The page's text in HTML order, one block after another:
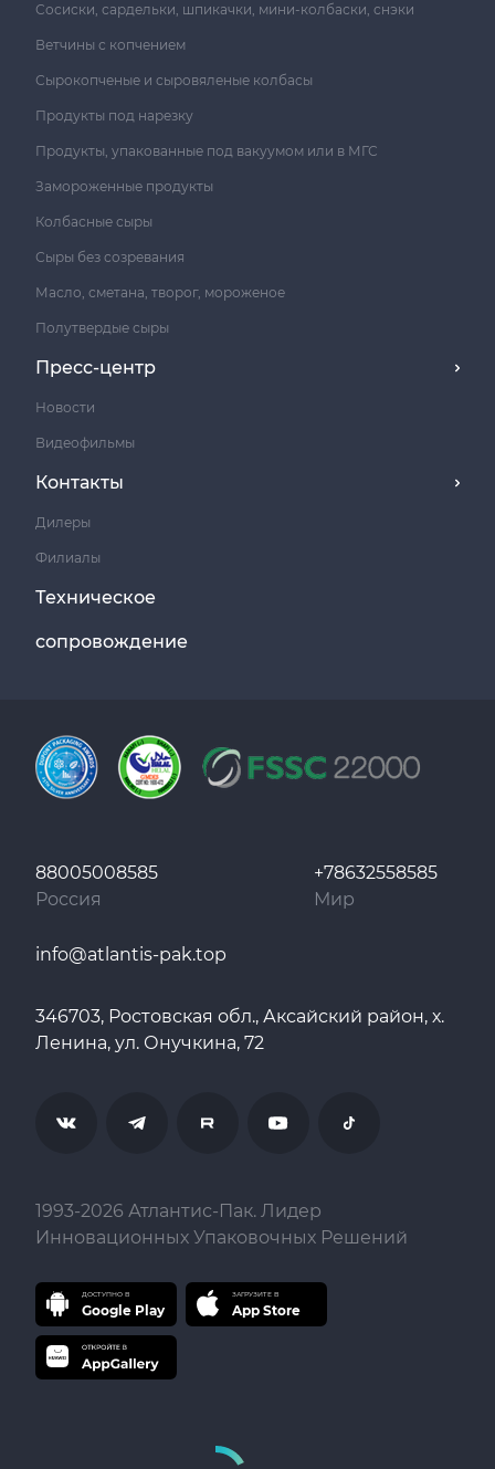
Сосиски, сардельки, шпикачки, мини-колбаски, снэки
Ветчины с копчением
Сырокопченые и сыровяленые колбасы
Продукты под нарезку
Продукты, упакованные под вакуумом или в МГС
Замороженные продукты
Колбасные сыры
Сыры без созревания
Масло, сметана, творог, мороженое
Полутвердые сыры
Пресс-центр
Новости
Видеофильмы
Контакты
Дилеры
Филиалы
Техническое
сопровождение
88005008585
Россия
info@atlantis-pak.top
+78632558585
Мир
346703, Ростовская обл., Аксайский район, х.
Ленина, ул. Онучкина, 72
1993-2026 Атлантис-Пак. Лидер
Инновационных Упаковочных Решений